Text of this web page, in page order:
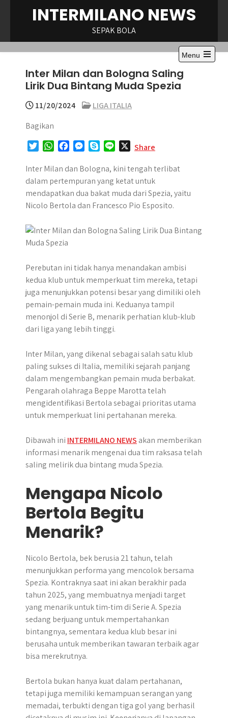
INTERMILANO NEWS
SEPAK BOLA
Menu
Open
Inter Milan dan Bologna Saling
Lirik Dua Bintang Muda Spezia
11/20/2024
LIGA ITALIA
Bagikan
i
t
t
e
W
a
t
s
A
c
e
b
o
M
s
s
e
n
r
y
p
e
n
e
Share
Inter Milan dan Bologna, kini tengah terlibat
dalam pertempuran yang ketat untuk
mendapatkan dua bakat muda dari Spezia, yaitu
Nicolo Bertola dan Francesco Pio Esposito.
Perebutan ini tidak hanya menandakan ambisi
kedua klub untuk memperkuat tim mereka, tetapi
juga menunjukkan potensi besar yang dimiliki oleh
pemain-pemain muda ini. Keduanya tampil
menonjol di Serie B, menarik perhatian klub-klub
dari liga yang lebih tinggi.
Inter Milan, yang dikenal sebagai salah satu klub
paling sukses di Italia, memiliki sejarah panjang
dalam mengembangkan pemain muda berbakat.
Pengarah olahraga Beppe Marotta telah
mengidentifikasi Bertola sebagai prioritas utama
untuk memperkuat lini pertahanan mereka.
Dibawah ini INTERMILANO NEWS akan memberikan
informasi menarik mengenai dua tim raksasa telah
saling melirik dua bintang muda Spezia.
Mengapa Nicolo
Bertola Begitu
Menarik?
Nicolo Bertola, bek berusia 21 tahun, telah
menunjukkan performa yang mencolok bersama
Spezia. Kontraknya saat ini akan berakhir pada
tahun 2025, yang membuatnya menjadi target
yang menarik untuk tim-tim di Serie A. Spezia
sedang berjuang untuk mempertahankan
bintangnya, sementara kedua klub besar ini
berusaha untuk memberikan tawaran terbaik agar
bisa merekrutnya.
Bertola bukan hanya kuat dalam pertahanan,
tetapi juga memiliki kemampuan serangan yang
memadai, terbukti dengan tiga gol yang berhasil